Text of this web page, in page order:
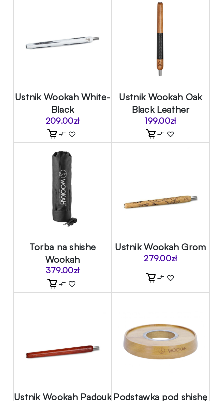
Ustnik Wookah White-
Black
209.00zł
Ustnik Wookah Oak
Black Leather
199.00zł
Torba na shishe
Wookah
379.00zł
Ustnik Wookah Grom
279.00zł
Ustnik Wookah Padouk Podstawka pod shishę